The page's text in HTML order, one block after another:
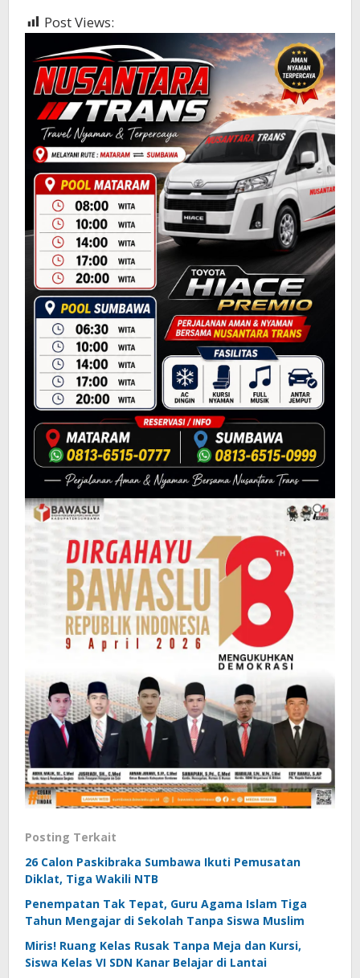
Post Views:
Posting Terkait
26 Calon Paskibraka Sumbawa Ikuti Pemusatan
Diklat, Tiga Wakili NTB
Penempatan Tak Tepat, Guru Agama Islam Tiga
Tahun Mengajar di Sekolah Tanpa Siswa Muslim
Miris! Ruang Kelas Rusak Tanpa Meja dan Kursi,
Siswa Kelas VI SDN Kanar Belajar di Lantai